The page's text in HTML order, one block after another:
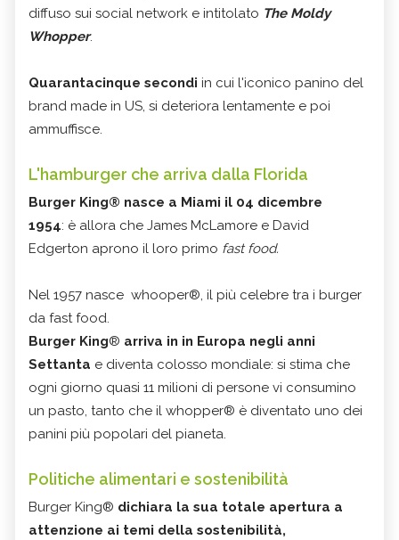
diffuso sui social network e intitolato The Moldy
Whopper.
Quarantacinque secondi in cui l'iconico panino del
brand made in US, si deteriora lentamente e poi
ammuffisce.
L'hamburger che arriva dalla Florida
Burger King® nasce a Miami il 04 dicembre
1954: è allora che James McLamore e David
Edgerton aprono il loro primo fast food.
Nel 1957 nasce whooper®, il più celebre tra i burger
da fast food.
Burger King® arriva in in Europa negli anni
Settanta e diventa colosso mondiale: si stima che
ogni giorno quasi 11 milioni di persone vi consumino
un pasto, tanto che il whopper® è diventato uno dei
panini più popolari del pianeta.
Politiche alimentari e sostenibilità
Burger King® dichiara la sua totale apertura a
attenzione ai temi della sostenibilità,